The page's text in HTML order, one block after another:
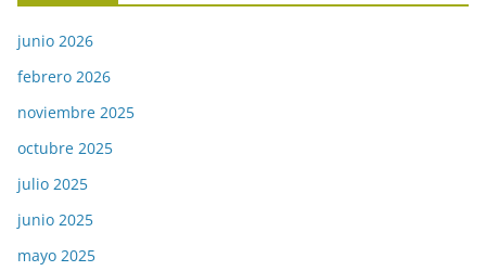
junio 2026
febrero 2026
noviembre 2025
octubre 2025
julio 2025
junio 2025
mayo 2025